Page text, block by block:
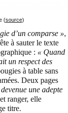
(source)
d’un comparse »,
à sauter le texte
: « Quand
un respect des
à table sans
Deux pages
une adepte
ranger, elle
titre.